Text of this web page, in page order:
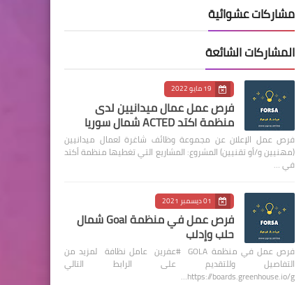
مشاركات عشوائية
المشاركات الشائعة
19 مايو 2022
فرص عمل عمال ميدانيين لدى
منظمة اكتد ACTED شمال سوريا
فرص عمل الإعلان عن مجموعة وظائف شاغرة لعمال ميدانيين
(مهنيين و/أو تقنيين) المشروع: المشاريع التي تغطيها منظمة أكتد
في …
01 ديسمبر 2021
فرص عمل في منظمة Goal شمال
حلب وإدلب
فرص عمل في منظمة GOLA #عفرين عامل نظافة لمزيد من
التفاصيل وللتقديم على الرابط التالي
https://boards.greenhouse.io/g…